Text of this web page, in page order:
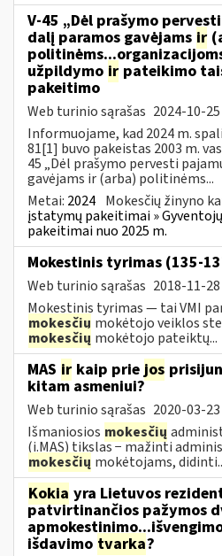
V-45 „Dėl prašymo
dalį paramos gavėjams ir
užpildymo ir pateikimo
pakeitimo
Web turinio sąrašas 2024-10-25
Informuojame, kad 2024 m.
81[1] buvo pakeistas 2003 m.
45 „Dėl prašymo pervesti
gavėjams ir (arba) politinėms...
Metai: 2024 Mokesčių žinyno
įstatymų pakeitimai »
pakeitimai nuo 2025 m.
Mokestinis tyrimas (135-
Web turinio sąrašas 2018-11-28
Mokestinis tyrimas — tai VMI
mokesčių mokėtojo veiklos
mokesčių mokėtojo pateiktų...
MAS ir kaip prie jos
kitam asmeniui?
Web turinio sąrašas 2020-03-23
Išmaniosios mokesčių
(i.MAS) tikslas − mažinti
mokesčių mokėtojams,
Kokia yra Lietuvos
patvirtinančios pažymos
išdavimo tvarka?